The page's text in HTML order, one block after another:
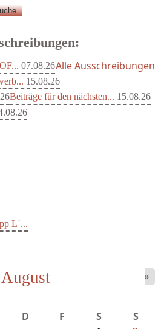
07.08.26
15.08.26
Beiträge für den nächsten... 15.08.26
Alle Ausschreibungen
L´...
August »
D F S
S